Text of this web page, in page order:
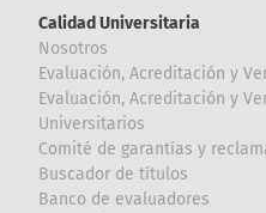
Calidad Universitaria
Nosotros
Evaluación, Acreditación y
Evaluación, Acreditación y
Universitarios
Comité de garantías y
Buscador de títulos
Banco de evaluadores